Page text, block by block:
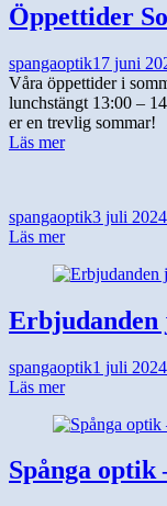
Öppettider
spangaoptik17 juni
Våra öppettider i
lunchstängt 13:00 –
er en trevlig sommar!
Läs mer
spangaoptik3 juli 2024
Läs mer
Erbjudanden
spangaoptik1 juli 2024
Läs mer
Spånga